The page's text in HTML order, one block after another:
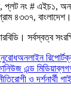
প্লট নং # এইচ১,
৪৩৩৭, বাংলাদেশ।
সর্বস্বত্ব
অনলাইন রিপোর্ট
নিউজ এন্ড মিডিয়াব্লগ
রোগী ও দর্শনার্থী